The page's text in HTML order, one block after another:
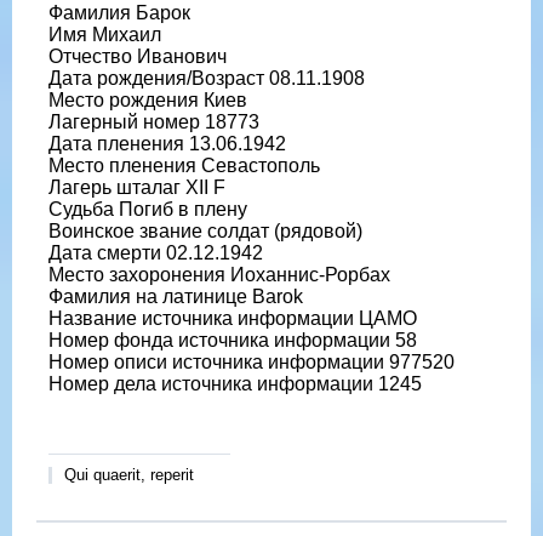
Фамилия Барок
Имя Михаил
Отчество Иванович
Дата рождения/Возраст 08.11.1908
Место рождения Киев
Лагерный номер 18773
Дата пленения 13.06.1942
Место пленения Севастополь
Лагерь шталаг XII F
Судьба Погиб в плену
Воинское звание солдат (рядовой)
Дата смерти 02.12.1942
Место захоронения Иоханнис-Рорбах
Фамилия на латинице Barok
Название источника информации ЦАМО
Номер фонда источника информации 58
Номер описи источника информации 977520
Номер дела источника информации 1245
Qui quaerit, reperit